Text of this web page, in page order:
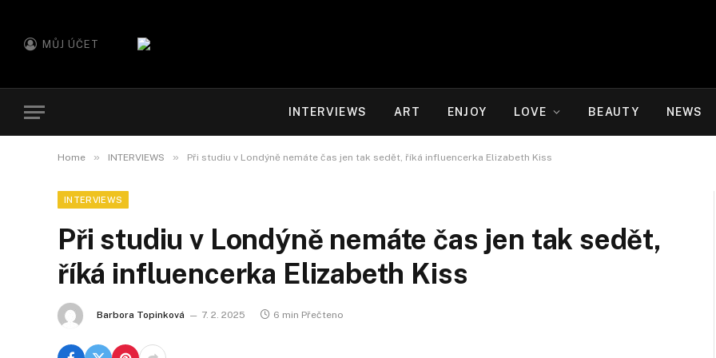
MŮJ ÚČET
INTERVIEWS ART ENJOY LOVE BEAUTY NEWS
Home » INTERVIEWS » Při studiu v Londýně nemáte čas jen tak sedět, říká influencerka Elizabeth Kiss
INTERVIEWS
Při studiu v Londýně nemáte čas jen tak sedět,
říká influencerka Elizabeth Kiss
Barbora Topinková 7. 2. 2025 6 min Přečteno